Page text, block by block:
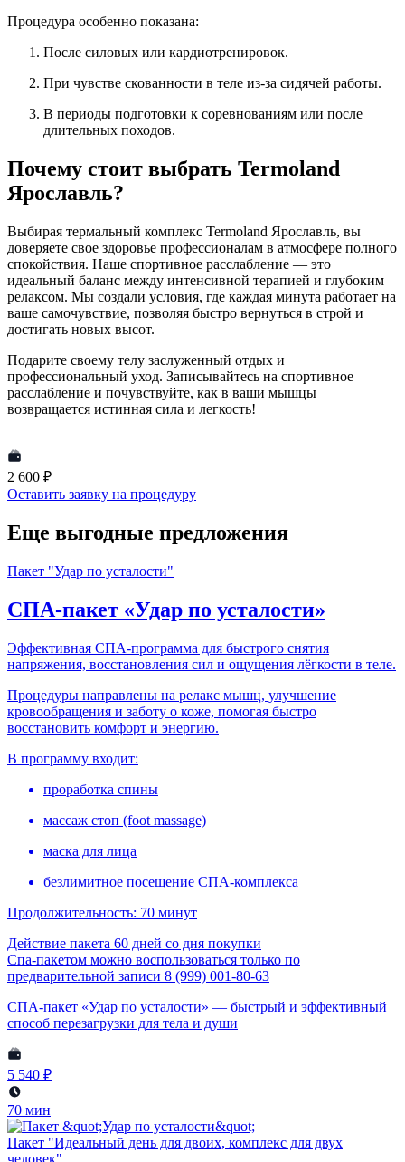
Процедура особенно показана:
После силовых или кардиотренировок.
При чувстве скованности в теле из-за сидячей работы.
В периоды подготовки к соревнованиям или после
длительных походов.
Почему стоит выбрать Termoland
Ярославль?
Выбирая термальный комплекс Termoland Ярославль, вы
доверяете свое здоровье профессионалам в атмосфере полного
спокойствия. Наше спортивное расслабление — это
идеальный баланс между интенсивной терапией и глубоким
релаксом. Мы создали условия, где каждая минута работает на
ваше самочувствие, позволяя быстро вернуться в строй и
достигать новых высот.
Подарите своему телу заслуженный отдых и
профессиональный уход. Записывайтесь на спортивное
расслабление и почувствуйте, как в ваши мышцы
возвращается истинная сила и легкость!
2 600 ₽
Оставить заявку на процедуру
Еще выгодные предложения
Пакет "Удар по усталости"
СПА-пакет «Удар по усталости»
Эффективная СПА-программа для быстрого снятия
напряжения, восстановления сил и ощущения лёгкости в теле.
Процедуры направлены на релакс мышц, улучшение
кровообращения и заботу о коже, помогая быстро
восстановить комфорт и энергию.
В программу входит:
проработка спины
массаж стоп (foot massage)
маска для лица
безлимитное посещение СПА-комплекса
Продолжительность: 70 минут
Действие пакета 60 дней со дня покупки
Спа-пакетом можно воспользоваться только по
предварительной записи 8 (999) 001-80-63
СПА-пакет «Удар по усталости» — быстрый и эффективный
способ перезагрузки для тела и души
5 540 ₽
70 мин
Пакет "Идеальный день для двоих, комплекс для двух
человек"